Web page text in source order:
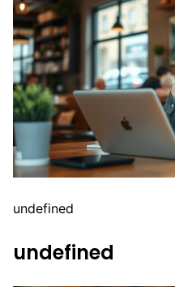
undefined
undefined